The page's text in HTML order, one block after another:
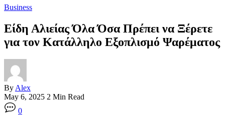
gradient
Business
Είδη Αλιείας Όλα Όσα Πρέπει να Ξέρετε
για τον Κατάλληλο Εξοπλισμό Ψαρέματος
By Alex
May 6, 2025 2 Min Read
0